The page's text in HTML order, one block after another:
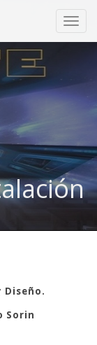
Diseño.
Sorin